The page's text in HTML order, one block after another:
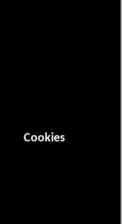
Cookies
& Horror
especiales
de